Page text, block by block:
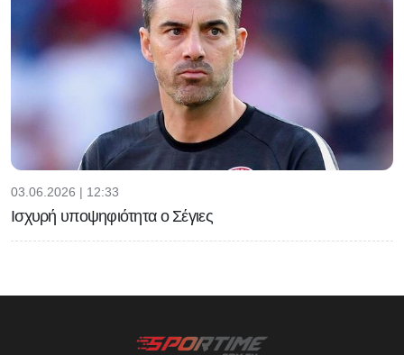
03.06.2026 | 12:33
Ισχυρή υποψηφιότητα ο Σέγιες